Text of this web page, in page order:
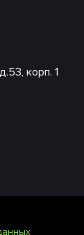
корп. 1